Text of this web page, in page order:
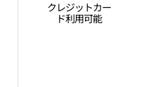
クレジットカー
ド利用可能